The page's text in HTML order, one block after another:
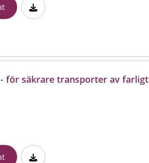
för säkrare transporter av farligt